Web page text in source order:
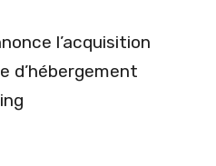
l’acquisition
d’hébergement